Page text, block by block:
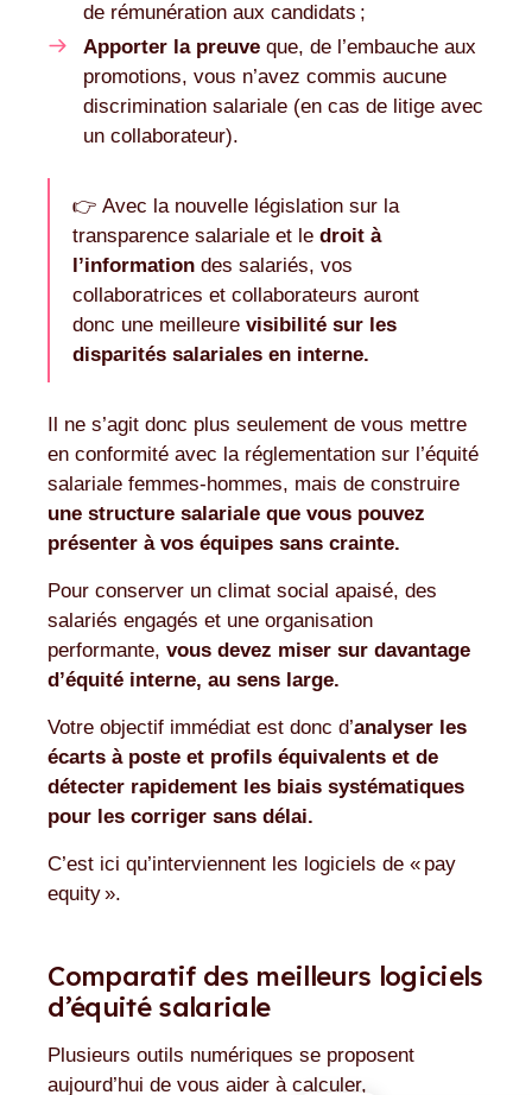
de rémunération aux candidats ;
Apporter la preuve que, de l’embauche aux
promotions, vous n’avez commis aucune
discrimination salariale (en cas de litige avec
un collaborateur).
👉 Avec la nouvelle législation sur la
transparence salariale et ledroit à
l’informationdes salariés, vos
collaboratrices et collaborateurs auront
donc une meilleure visibilité sur les
disparités salariales en interne.
Il ne s’agit donc plus seulement de vous mettre
en conformité avec la réglementation sur l’équité
salariale femmes-hommes, mais de construire
une structure salariale que vous pouvez
présenter à vos équipes sans crainte.
Pour conserver un climat social apaisé, des
salariés engagés et une organisation
performante,vous devez miser sur davantage
d’équité interne, au sens large.
Votre objectif immédiat est donc d’analyser les
écarts à poste et profils équivalents et de
détecter rapidement les biais systématiques
pour les corriger sans délai.
C’est ici qu’interviennent les logiciels de « pay
equity ».
Comparatif des meilleurs logiciels
d’équité salariale
Plusieurs outils numériques se proposent
aujourd’hui de vous aider à calculer,